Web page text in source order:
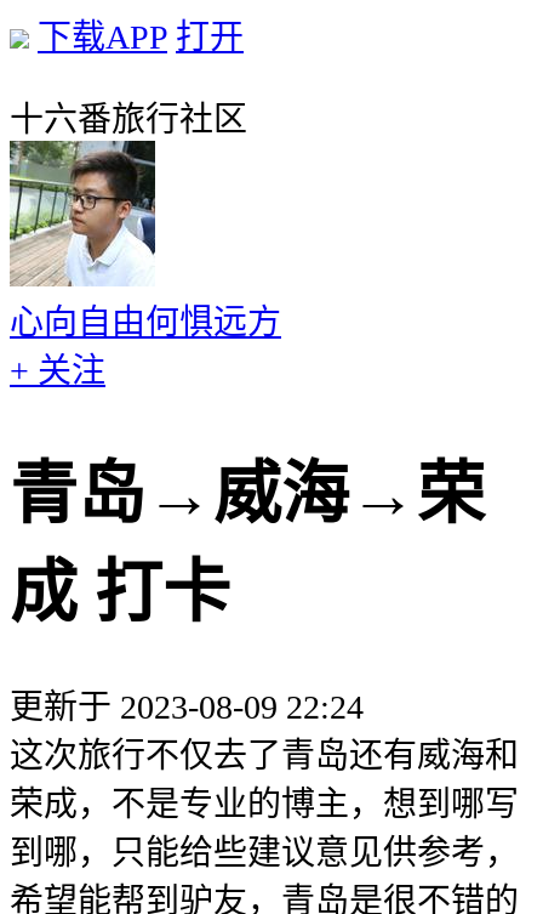
下载APP 打开
十六番旅行社区
心向自由何惧远方
+ 关注
青岛→威海→荣
成 打卡
更新于 2023-08-09 22:24
这次旅行不仅去了青岛还有威海和
荣成，不是专业的博主，想到哪写
到哪，只能给些建议意见供参考，
希望能帮到驴友，青岛是很不错的